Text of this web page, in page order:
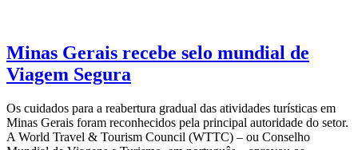
Minas Gerais recebe selo mundial de
Viagem Segura
Os cuidados para a reabertura gradual das atividades turísticas em
Minas Gerais foram reconhecidos pela principal autoridade do setor.
A World Travel & Tourism Council (WTTC) – ou Conselho